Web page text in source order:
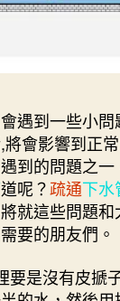
遇到一些小
會影響到正
到的問題之
道呢？疏通下水
就這些問題和
要的朋友們。
要是沒有皮搋